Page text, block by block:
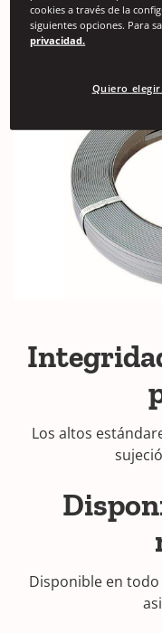
superficie.
Los altos
Disponible en
cookies a través de la
siguientes opciones. Para
privacidad.
Quiero